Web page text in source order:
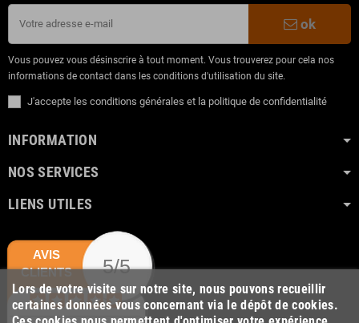
ok
Vous pouvez vous désinscrire à tout moment. Vous trouverez pour cela nos
informations de contact dans les conditions d'utilisation du site.
J'accepte les conditions générales et la politique de confidentialité
INFORMATION
NOS SERVICES
LIENS UTILES
Lors de votre visite sur notre site, nous pouvons recueillir
certaines données vous concernant via le dépôt de cookies.
AVIS
CLIENTS
5/5